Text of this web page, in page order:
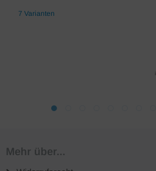
7 Varianten
Mehr über...